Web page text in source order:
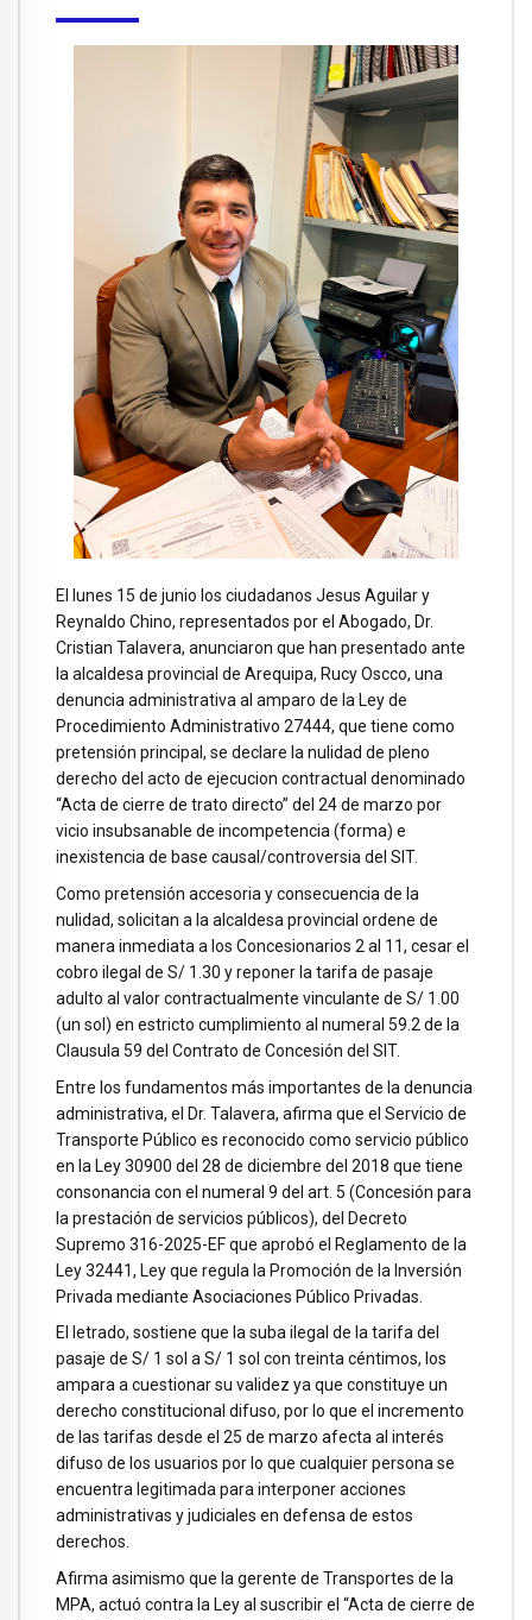
El lunes 15 de junio los ciudadanos Jesus Aguilar y
Reynaldo Chino, representados por el Abogado, Dr.
Cristian Talavera, anunciaron que han presentado ante
la alcaldesa provincial de Arequipa, Rucy Oscco, una
denuncia administrativa al amparo de la Ley de
Procedimiento Administrativo 27444, que tiene como
pretensión principal, se declare la nulidad de pleno
derecho del acto de ejecucion contractual denominado
“Acta de cierre de trato directo” del 24 de marzo por
vicio insubsanable de incompetencia (forma) e
inexistencia de base causal/controversia del SIT.
Como pretensión accesoria y consecuencia de la
nulidad, solicitan a la alcaldesa provincial ordene de
manera inmediata a los Concesionarios 2 al 11, cesar el
cobro ilegal de S/ 1.30 y reponer la tarifa de pasaje
adulto al valor contractualmente vinculante de S/ 1.00
(un sol) en estricto cumplimiento al numeral 59.2 de la
Clausula 59 del Contrato de Concesión del SIT.
Entre los fundamentos más importantes de la denuncia
administrativa, el Dr. Talavera, afirma que el Servicio de
Transporte Público es reconocido como servicio público
en la Ley 30900 del 28 de diciembre del 2018 que tiene
consonancia con el numeral 9 del art. 5 (Concesión para
la prestación de servicios públicos), del Decreto
Supremo 316-2025-EF que aprobó el Reglamento de la
Ley 32441, Ley que regula la Promoción de la Inversión
Privada mediante Asociaciones Público Privadas.
El letrado, sostiene que la suba ilegal de la tarifa del
pasaje de S/ 1 sol a S/ 1 sol con treinta céntimos, los
ampara a cuestionar su validez ya que constituye un
derecho constitucional difuso, por lo que el incremento
de las tarifas desde el 25 de marzo afecta al interés
difuso de los usuarios por lo que cualquier persona se
encuentra legitimada para interponer acciones
administrativas y judiciales en defensa de estos
derechos.
Afirma asimismo que la gerente de Transportes de la
MPA, actuó contra la Ley al suscribir el “Acta de cierre de